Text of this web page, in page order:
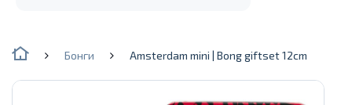
Бонги Amsterdam mini | Bong giftset 12cm